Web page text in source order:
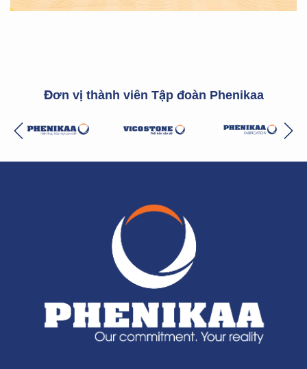
Đơn vị thành viên Tập đoàn Phenikaa